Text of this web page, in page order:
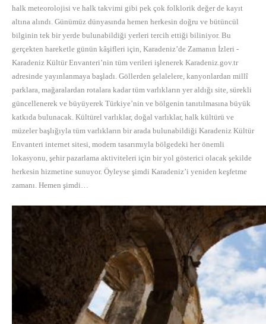
halk meteorolojisi ve halk takvimi gibi pek çok folklorik değer de kayıt
altına alındı. Günümüz dünyasında hemen herkesin doğru ve bütüncül
bilginin tek bir yerde bulunabildiği yerleri tercih ettiği biliniyor. Bu
gerçekten hareketle günün kâşifleri için, Karadeniz’de Zamanın İzleri -
Karadeniz Kültür Envanteri’nin tüm verileri işlenerek Karadeniz.gov.tr
adresinde yayınlanmaya başladı. Göllerden şelalelere, kanyonlardan millî
parklara, mağaralardan rotalara kadar tüm varlıkların yer aldığı site, sürekli
güncellenerek ve büyüyerek Türkiye’nin ve bölgenin tanıtılmasına büyük
katkıda bulunacak. Kültürel varlıklar, doğal varlıklar, halk kültürü ve
müzeler başlığıyla tüm varlıkların bir arada bulunabildiği Karadeniz Kültür
Envanteri internet sitesi, modern tasarımıyla bölgedeki her önemli
lokasyonu, şehir pazarlama aktiviteleri için bir yol gösterici olacak şekilde
herkesin hizmetine sunuyor. Öyleyse şimdi Karadeniz’i yeniden keşfetme
zamanı. Hemen şimdi…